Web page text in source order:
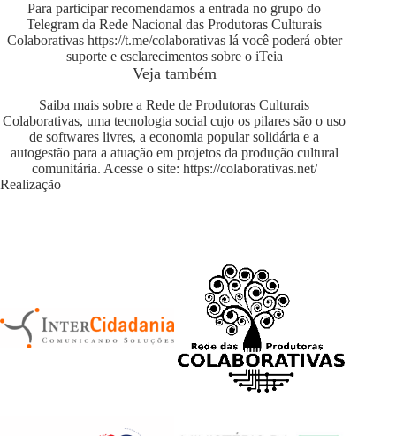
Para participar recomendamos a entrada no grupo do
Telegram da Rede Nacional das Produtoras Culturais
Colaborativas https://t.me/colaborativaslá você poderá obter
suporte e esclarecimentos sobre o iTeia
Veja também
Saiba mais sobre a Rede de Produtoras Culturais
Colaborativas, uma tecnologia social cujo os pilares são o uso
de softwares livres, a economia popular solidária e a
autogestão para a atuação em projetos da produção cultural
comunitária. Acesse o site: https://colaborativas.net/
Realização